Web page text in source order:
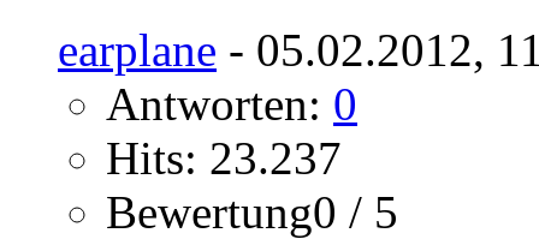
earplane - 05.02.2012,
Antworten: 0
Hits: 23.237
Bewertung0 / 5